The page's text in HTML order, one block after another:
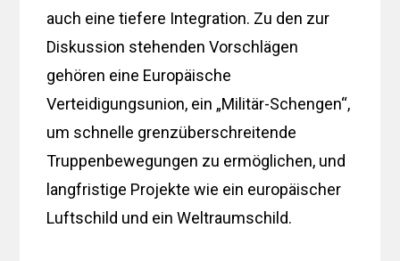
auch eine tiefere Integration. Zu den zur
Diskussion stehenden Vorschlägen
gehören eine Europäische
Verteidigungsunion, ein „Militär-Schengen“,
um schnelle grenzüberschreitende
Truppenbewegungen zu ermöglichen, und
langfristige Projekte wie ein europäischer
Luftschild und ein Weltraumschild.